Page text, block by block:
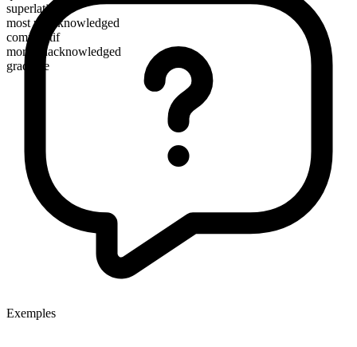
superlatif
most unacknowledged
comparatif
more unacknowledged
gradable
Exemples